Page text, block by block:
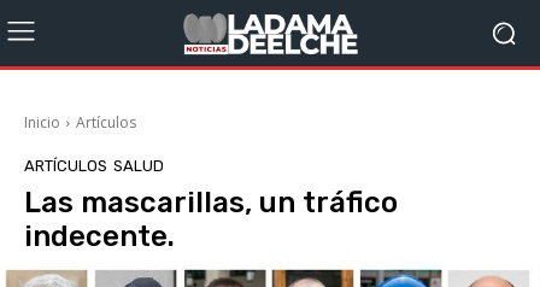
Inicio Artículos
ARTÍCULOS SALUD
Las mascarillas, un tráfico
indecente.